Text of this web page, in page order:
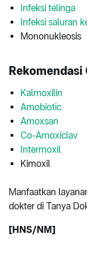
Infeksi telinga
Infeksi saluran
Mononukleosis
Kalmoxilin
Amobiotic
Amoxsan
Co-Amoxiclav
Intermoxil
Kimoxil
Manfaatkan
dokter di Tanya
[HNS/NM]